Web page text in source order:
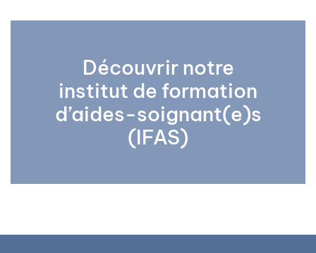
Découvrir notre
institut de formation
d’aides-soignant(e)s
(IFAS)